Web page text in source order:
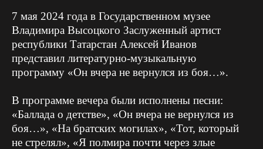
7 мая 2024 года в Государственном музее
Владимира Высоцкого Заслуженный артист
республики Татарстан Алексей Иванов
представил литературно-музыкальную
программу «Он вчера не вернулся из боя…».
В программе вечера были исполнены песни:
«Баллада о детстве», «Он вчера не вернулся из
боя…», «На братских могилах», «Тот, который
не стрелял», «Я полмира почти через злые